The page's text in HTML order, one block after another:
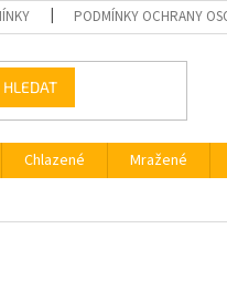
PODMÍNKY OCHRANY
HLEDAT
Chlazené Mražené